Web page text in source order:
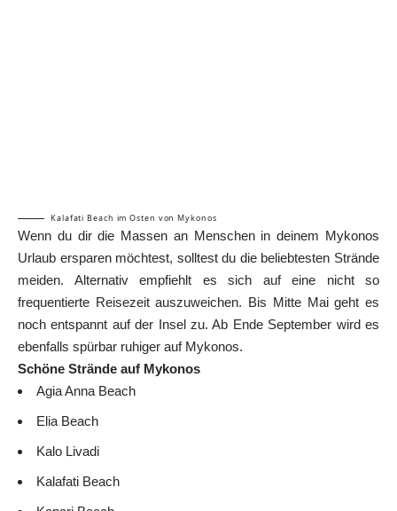
Kalafati Beach im Osten von Mykonos
Wenn du dir die Massen an Menschen in deinem Mykonos
Urlaub ersparen möchtest, solltest du die beliebtesten Strände
meiden. Alternativ empfiehlt es sich auf eine nicht so
frequentierte Reisezeit auszuweichen. Bis Mitte Mai geht es
noch entspannt auf der Insel zu. Ab Ende September wird es
ebenfalls spürbar ruhiger auf Mykonos.
Schöne Strände auf Mykonos
Agia Anna Beach
Elia Beach
Kalo Livadi
Kalafati Beach